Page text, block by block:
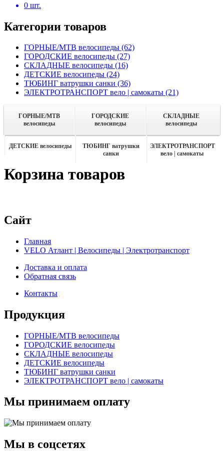
0 шт.
Категории товаров
ГОРНЫЕ/MTB велосипеды (62)
ГОРОДСКИЕ велосипеды (27)
СКЛАДНЫЕ велосипеды (16)
ДЕТСКИЕ велосипеды (24)
ТЮБИНГ ватрушки санки (36)
ЭЛЕКТРОТРАНСПОРТ вело | самокаты (21)
ГОРНЫЕ/MTB
велосипеды
ГОРОДСКИЕ
велосипеды
СКЛАДНЫЕ
велосипеды
ДЕТСКИЕ велосипеды
ТЮБИНГ ватрушки
санки
ЭЛЕКТРОТРАНСПОРТ
вело | самокаты
Корзина товаров
Сайт
Главная
VELO Атлант | Велосипеды | Электротранспорт
Доставка и оплата
Обратная связь
Контакты
Продукция
ГОРНЫЕ/MTB велосипеды
ГОРОДСКИЕ велосипеды
СКЛАДНЫЕ велосипеды
ДЕТСКИЕ велосипеды
ТЮБИНГ ватрушки санки
ЭЛЕКТРОТРАНСПОРТ вело | самокаты
Мы принимаем оплату
Мы в соцсетях